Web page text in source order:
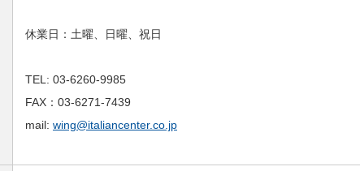
休業日：土曜、日曜、祝日
TEL: 03-6260-9985
FAX：03-6271-7439
mail: wing@italiancenter.co.jp